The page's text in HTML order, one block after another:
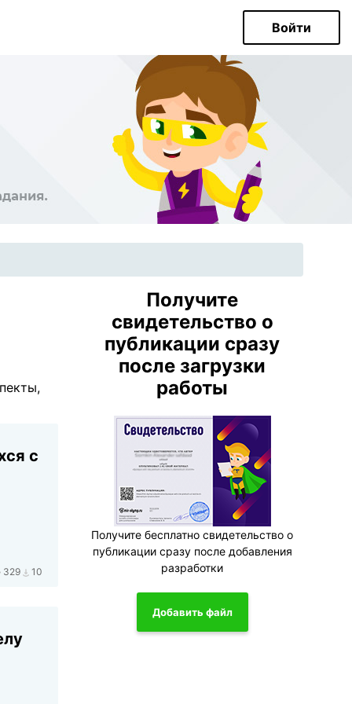
Войти
с
329 10
Получите
свидетельство о
публикации сразу
после загрузки
работы
Получите бесплатно свидетельство о
публикации сразу после добавления
разработки
Добавить файл